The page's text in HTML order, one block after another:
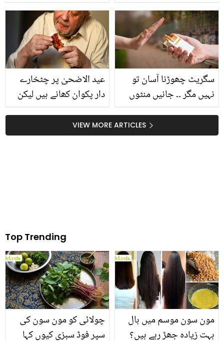
گھریلو نسخوں سے بچوں
میں زکام کا آسان علاج
خصوصیات جو اسے منفرد
بناتی ہیں
عید الاضحیٰ پر چٹخارے
دار پکوان کھانے ہیں لیکن
ہے، جانیئے صحت مند
طریقے سے عید الاضحیٰ
سگریٹ چھوڑنا آسان تو
نہیں مگر ۔۔ جانیں منٹوں
کرنے کی زبردست ٹپVIEW MORE ARTICLES
Top Trending
چولائی کو مون سون کی
سپر فوڈ سبزی کیوں کہا
مون سون موسم میں بال
بہت زیادہ جھڑ رہے ہیں؟